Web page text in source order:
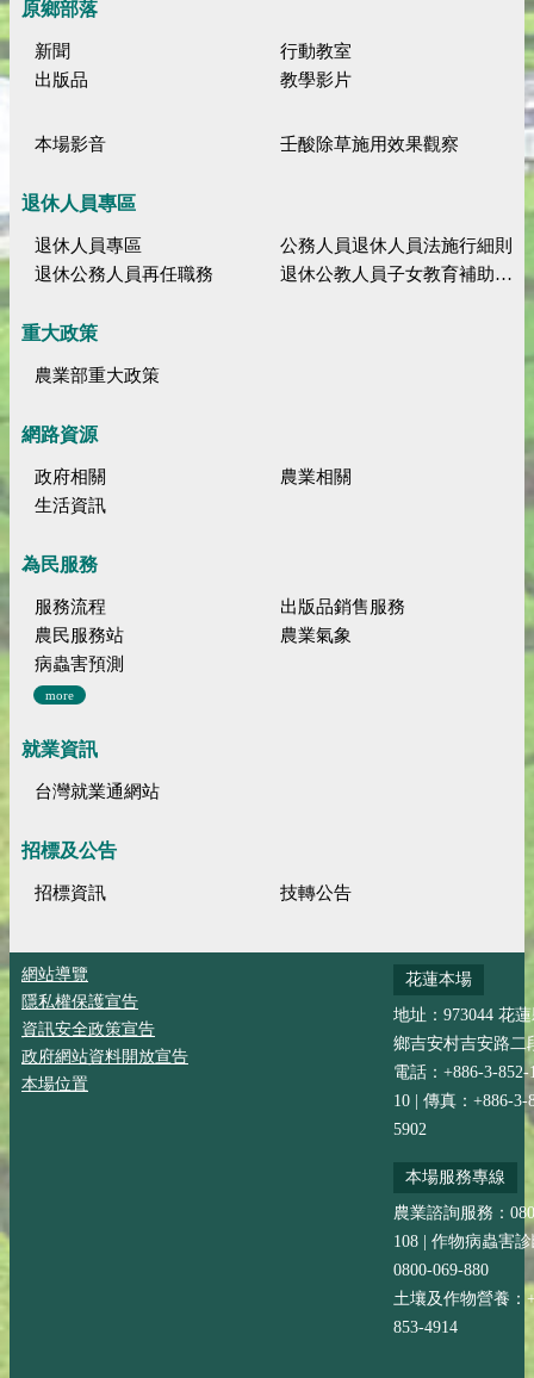
原鄉部落
新聞
行動教室
出版品
教學影片
本場影音 壬酸除草施用效果觀察
退休人員專區
退休人員專區
公務人員退休人員法施行細則
退休公務人員再任職務
退休公教人員子女教育補助規定
重大政策
農業部重大政策
網路資源
政府相關
農業相關
生活資訊
為民服務
服務流程
出版品銷售服務
農民服務站
農業氣象
病蟲害預測
more
就業資訊
台灣就業通網站
招標及公告
招標資訊 技轉公告
網站導覽
隱私權保護宣告
資訊安全政策宣告
政府網站資料開放宣告
本場位置
花蓮本場
地址：973044 花
鄉吉安村吉安路二
電話：+886-3-852-
10 | 傳真：+886-3-
5902
本場服務專線
農業諮詢服務：
108 | 作物病蟲害
0800-069-880
土壤及作物營養：
853-4914